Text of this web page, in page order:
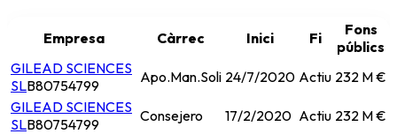
Empresa Càrrec Inici Fi
Fons
públics
GILEAD SCIENCES
SLB80754799 Apo.Man.Soli 24/7/2020 Actiu 232 M €
GILEAD SCIENCES
SLB80754799 Consejero 17/2/2020 Actiu 232 M €